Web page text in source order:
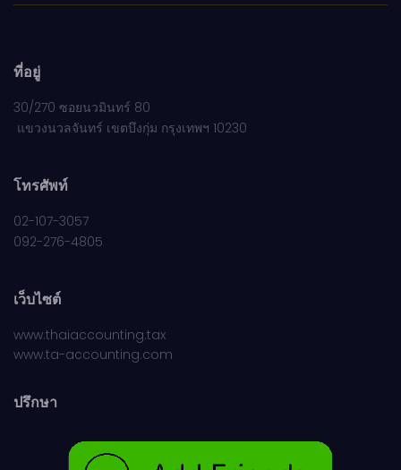
ที่อยู่
30/270 ซอยนวมินทร์ 80
แขวงนวลจันทร์ เขตบึงกุ่ม กรุงเทพฯ 10230
โทรศัพท์
02-107-3057
092-276-4805
เว็บไซต์
www.thaiaccounting.tax
www.ta-accounting.com
ปรึกษา